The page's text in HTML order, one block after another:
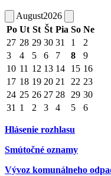
August2026
Po Ut St Št Pia So Ne
27 28 29 30 31 1
2
3
4 5 6 7 8
9
10 11 12 13 14 15 16
17 18 19 20 21 22 23
24 25 26 27 28 29 30
31 1 2 3 4 5 6
Hlásenie rozhlasu
Smútočné oznamy
Vývoz komunálneho